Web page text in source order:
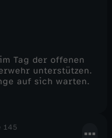
Tag der offenen
unterstützen.
auf sich warten.
145